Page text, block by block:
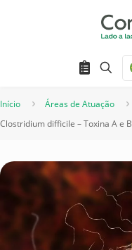
Início Áreas de Atuação
Clostridium difficile – Toxina A e B